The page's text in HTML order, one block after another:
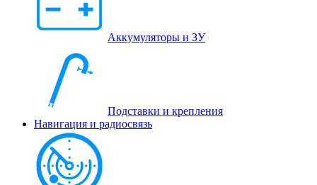
Аккумуляторы и ЗУ
Подставки и крепления
Навигация и радиосвязь